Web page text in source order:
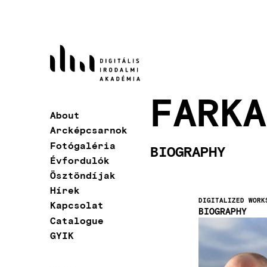
Main
navigation
About
Arcképcsarnok
Fotógaléria
Évfordulók
Ösztöndíjak
Hírek
Kapcsolat
Catalogue
GYIK
DIGITALIZED
BIOGRAPHY
BIOGRAPHY